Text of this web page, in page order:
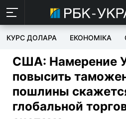
КУРС ДОЛАРА ЕКОНОМІКА
США: Намерение
повысить
пошлины
глобальной